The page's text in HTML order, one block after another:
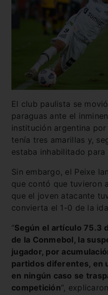
El club paulista se
paraguas ante el
institución argentina
tenía tres amarillas y,
estaba inhabilitado para
Sin embargo, el Peixe
que contó que tuvieron
que el joven atacante
convierta el 1-0 de la
“Según el artículo 75.3
de la Conmebol, la
jugador, por
partidos diferentes, en
en ningún caso se
competición“,